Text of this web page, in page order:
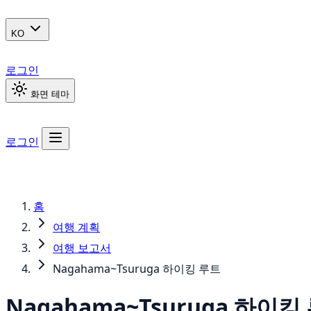
KO
로그인
화면 테마
로그인
홈
여행 계획
여행 보고서
Nagahama~Tsuruga 하이킹 루트